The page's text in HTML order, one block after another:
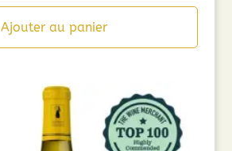
Ajouter au panier